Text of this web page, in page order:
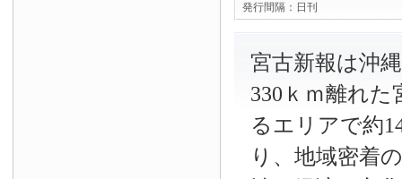
発行間隔： 日刊
宮古新報は沖
330ｋｍ離れ
るエリアで約
り、地域密着